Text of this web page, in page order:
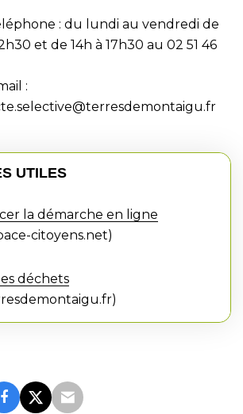
: du lundi au vendredi de
et de 14h à 17h30 au 02 51 46
:
UTILES
la démarche en ligne
citoyens.net
déchets